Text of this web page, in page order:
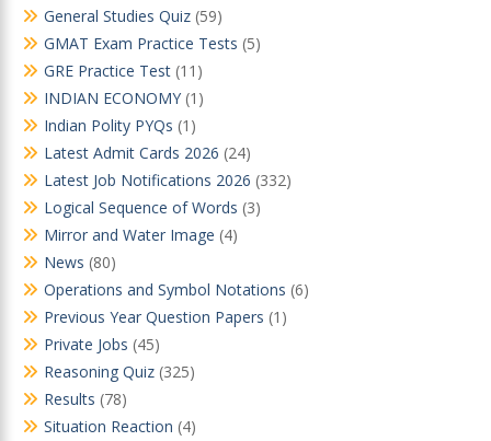
General Studies Quiz (59)
GMAT Exam Practice Tests (5)
GRE Practice Test (11)
INDIAN ECONOMY (1)
Indian Polity PYQs (1)
Latest Admit Cards 2026 (24)
Latest Job Notifications 2026 (332)
Logical Sequence of Words (3)
Mirror and Water Image (4)
News (80)
Operations and Symbol Notations (6)
Previous Year Question Papers (1)
Private Jobs (45)
Reasoning Quiz (325)
Results (78)
Situation Reaction (4)